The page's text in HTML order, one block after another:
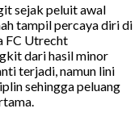
sejak peluit awal
tampil percaya diri di
FC Utrecht
dari hasil minor
terjadi, namun lini
sehingga peluang